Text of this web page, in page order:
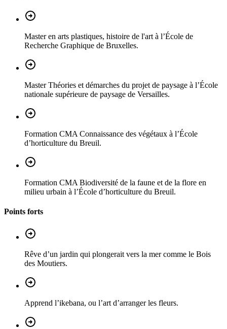
Master en arts plastiques, histoire de l'art à l’École de
Recherche Graphique de Bruxelles.
Master Théories et démarches du projet de paysage à l’École
nationale supérieure de paysage de Versailles.
Formation CMA Connaissance des végétaux à l’École
d’horticulture du Breuil.
Formation CMA Biodiversité de la faune et de la flore en
milieu urbain à l’École d’horticulture du Breuil.
Points forts
Rêve d’un jardin qui plongerait vers la mer comme le Bois
des Moutiers.
Apprend l’ikebana, ou l’art d’arranger les fleurs.